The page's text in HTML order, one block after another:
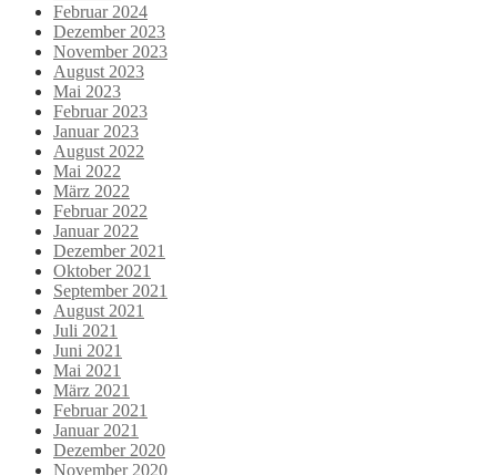
Februar 2024
Dezember 2023
November 2023
August 2023
Mai 2023
Februar 2023
Januar 2023
August 2022
Mai 2022
März 2022
Februar 2022
Januar 2022
Dezember 2021
Oktober 2021
September 2021
August 2021
Juli 2021
Juni 2021
Mai 2021
März 2021
Februar 2021
Januar 2021
Dezember 2020
November 2020